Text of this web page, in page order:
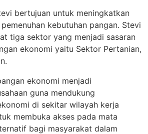
bertujuan untuk meningkatkan
kebutuhan pangan. Stevi
tiga sektor yang menjadi sasaran
ekonomi yaitu Sektor Pertanian,
ekonomi menjadi
guna mendukung
di sekitar wilayah kerja
membuka akses pada mata
bagi masyarakat dalam